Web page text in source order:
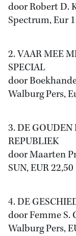
door Robert D.
Spectrum, Eur
2. VAAR MEE
SPECIAL
door
Walburg Pers,
3. DE GOUDEN
REPUBLIEK
door Maarten
SUN, EUR 22,50
4. DE
door Femme S.
Walburg Pers,